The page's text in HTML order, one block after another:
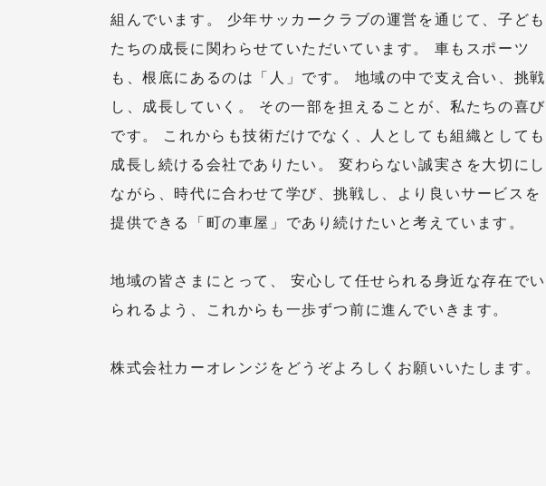
組んでいます。 少年サッカークラブの運営を通じて、子ども
たちの成長に関わらせていただいています。 車もスポーツ
も、根底にあるのは「人」です。 地域の中で支え合い、挑戦
し、成長していく。 その一部を担えることが、私たちの喜び
です。 これからも技術だけでなく、人としても組織としても
成長し続ける会社でありたい。 変わらない誠実さを大切にし
ながら、時代に合わせて学び、挑戦し、より良いサービスを
提供できる「町の車屋」であり続けたいと考えています。
地域の皆さまにとって、 安心して任せられる身近な存在でい
られるよう、これからも一歩ずつ前に進んでいきます。
株式会社カーオレンジをどうぞよろしくお願いいたします。